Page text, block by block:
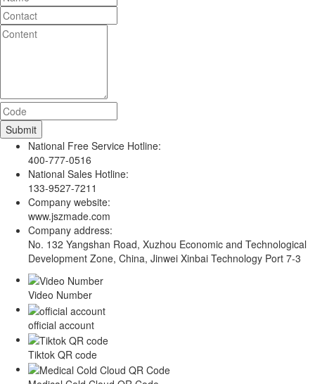
National Free Service Hotline:
400-777-0516
National Sales Hotline:
133-9527-7211
Company website:
www.jszmade.com
Company address:
No. 132 Yangshan Road, Xuzhou Economic and Technological
Development Zone, China, Jinwei Xinbai Technology Port 7-3
Video Number
official account
Tiktok QR code